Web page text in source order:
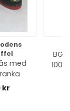
med
kr